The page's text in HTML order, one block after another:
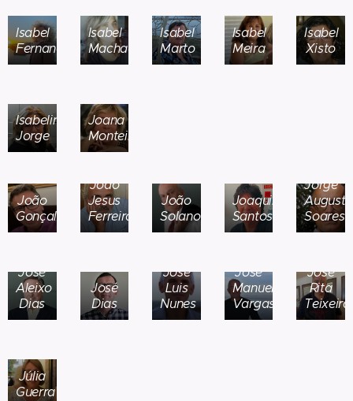
Isabel
Fernandes
Isabel
Machado
Isabel
Marto
Isabel
Meira
Isabel
Xisto
Isabelina
Jorge
Joana
Monteiro
João
Gonçalves
João
Jesus
Ferreira
João
Solano
Joaquim
Santos
Jorge
Augusto
Soares
José
Aleixo
Dias
José
Dias
José
Luis
Nunes
José
Manuel
Vargas
José
Rita
Teixeira
Júlia
Guerra